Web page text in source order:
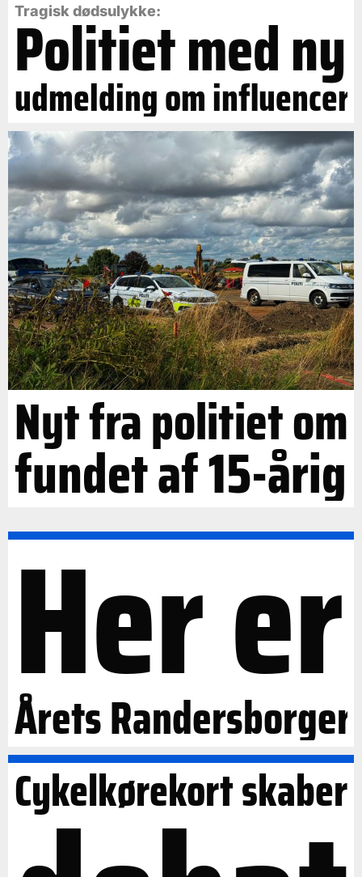
Tragisk dødsulykke:
Politiet med ny
udmelding om influencer
Nyt fra politiet om
fundet af 15-årig
Her er
Årets Randersborger
Cykelkørekort skaber